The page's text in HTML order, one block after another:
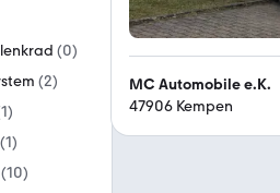
(0)
(2)
1)
(1)
(10)
MC Automobile e.K.
47906 Kempen